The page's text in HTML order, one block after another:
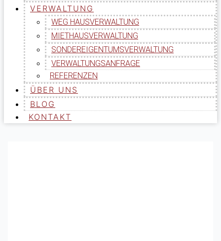
VERWALTUNG
WEG HAUSVERWALTUNG
MIETHAUSVERWALTUNG
SONDEREIGENTUMSVERWALTUNG
VERWALTUNGSANFRAGE
REFERENZEN
ÜBER UNS
BLOG
KONTAKT